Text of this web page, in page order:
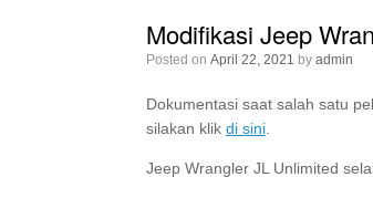
Modifikasi Jeep
Posted on April 22, 2021 by admin
Dokumentasi saat salah satu
silakan klik di sini
Jeep Wrangler JL Unlimited